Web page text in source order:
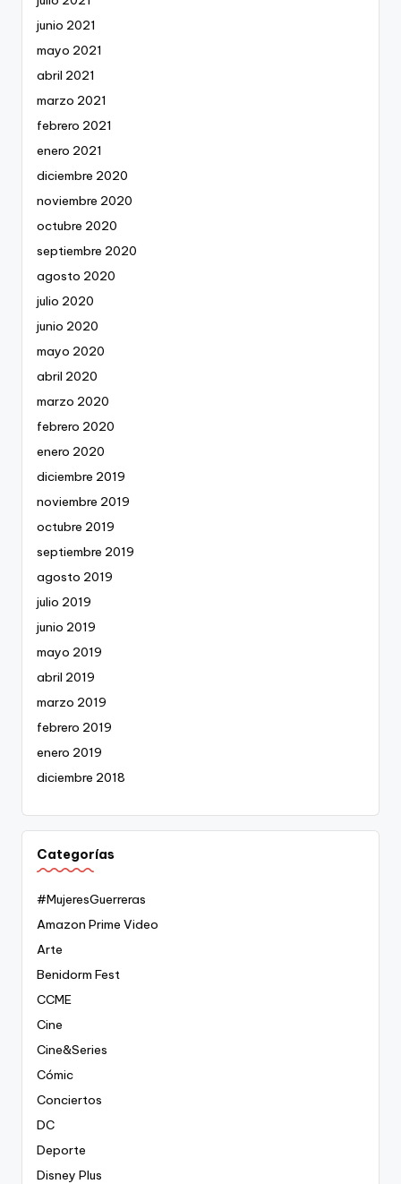
junio 2021
mayo 2021
abril 2021
marzo 2021
febrero 2021
enero 2021
diciembre 2020
noviembre 2020
octubre 2020
septiembre 2020
agosto 2020
julio 2020
junio 2020
mayo 2020
abril 2020
marzo 2020
febrero 2020
enero 2020
diciembre 2019
noviembre 2019
octubre 2019
septiembre 2019
agosto 2019
julio 2019
junio 2019
mayo 2019
abril 2019
marzo 2019
febrero 2019
enero 2019
diciembre 2018
Categorías
#MujeresGuerreras
Amazon Prime Video
Arte
Benidorm Fest
CCME
Cine
Cine&Series
Cómic
Conciertos
DC
Deporte
Disney Plus